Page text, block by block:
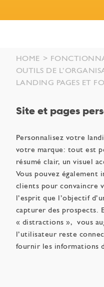
HOME
OUTILS DE
LANDING PAGES ET
Site et pages
Personnalisez votre
votre marque: tout est
résumé clair, un visuel
Vous pouvez également
clients pour convaincre
l’esprit que l’objectif
capturer des prospects.
« distractions », vous
l’utilisateur reste
fournir les informations